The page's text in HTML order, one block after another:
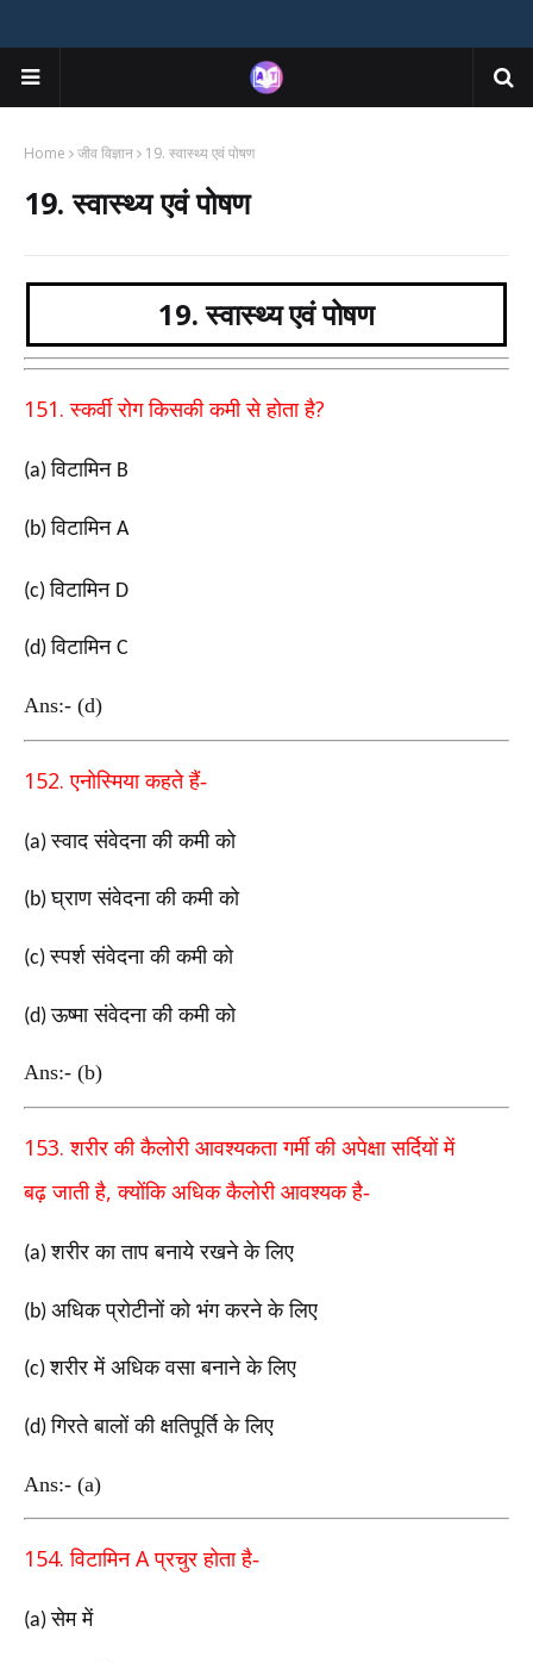
Home जीव विज्ञान 19. स्वास्थ्य एवं पोषण
19. स्वास्थ्य एवं पोषण
19. स्वास्थ्य एवं पोषण
151.स्कर्वी रोग किसकी कमी से होता है?
(a)विटामिन B
(b)विटामिन A
(c)विटामिन D
(d)विटामिन C
Ans:- (d)
152.एनोस्मिया कहते हैं-
(a)स्वाद संवेदना की कमी को
(b)घ्राण संवेदना की कमी को
(c)स्पर्श संवेदना की कमी को
(d)ऊष्मा संवेदना की कमी को
Ans:- (b)
153.शरीर की कैलोरी आवश्यकता गर्मी की अपेक्षा सर्दियों में
बढ़ जाती है,क्योंकि अधिक कैलोरी आवश्यक है-
(a)शरीर का ताप बनाये रखने के लिए
(b) अधिक प्रोटीनों को भंग करने के लिए
(c)शरीर में अधिक वसा बनाने के लिए
(d)गिरते बालों की क्षतिपूर्ति के लिए
Ans:- (a)
154.विटामिन Aप्रचुर होता है-
(a)सेम में